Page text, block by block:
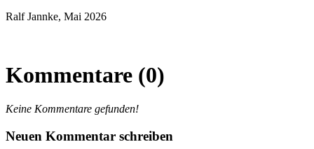
Ralf Jannke, Mai 2026
Kommentare (0)
Keine Kommentare gefunden!
Neuen Kommentar schreiben